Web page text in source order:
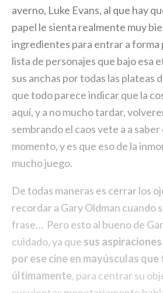
averno, Luke Evans, al que hay
papel le sienta realmente muy
ingredientes para entrar a forma
lista de personajes que bajo esa
sus anchas por todas las plateas
que todo parece indicar que la
aquí, y a no mucho tardar,
sembrando el caos vete a a
momento, y es que eso de la
mucho juego.
De todas maneras es cerrar los
recordar a Gary Oldman cuando
frase… Pero esto al bueno de
cuidado, ya que sus
por ese cine en mayúsculas
últimamente, para centrar su